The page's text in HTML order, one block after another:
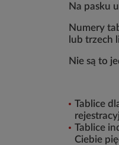
Na pasku
Numery
lub trzech
Nie są to
Tablice
Tablice
Ciebie